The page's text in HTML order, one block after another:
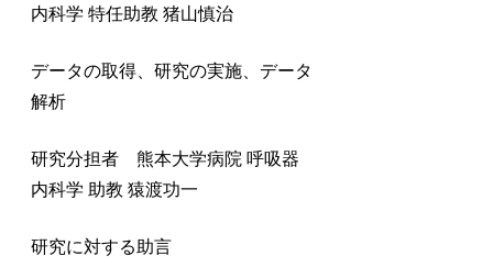
内科学 特任助教 猪山慎治
データの取得、研究の実施、データ
解析
研究分担者 熊本大学病院 呼吸器
内科学 助教 猿渡功一
研究に対する助言